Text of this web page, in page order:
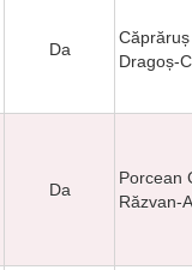
Da
Căprăruș
Dragoș-
Da
Porcean
Răzvan-